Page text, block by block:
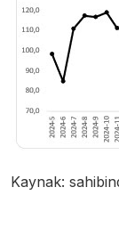
Kaynak: